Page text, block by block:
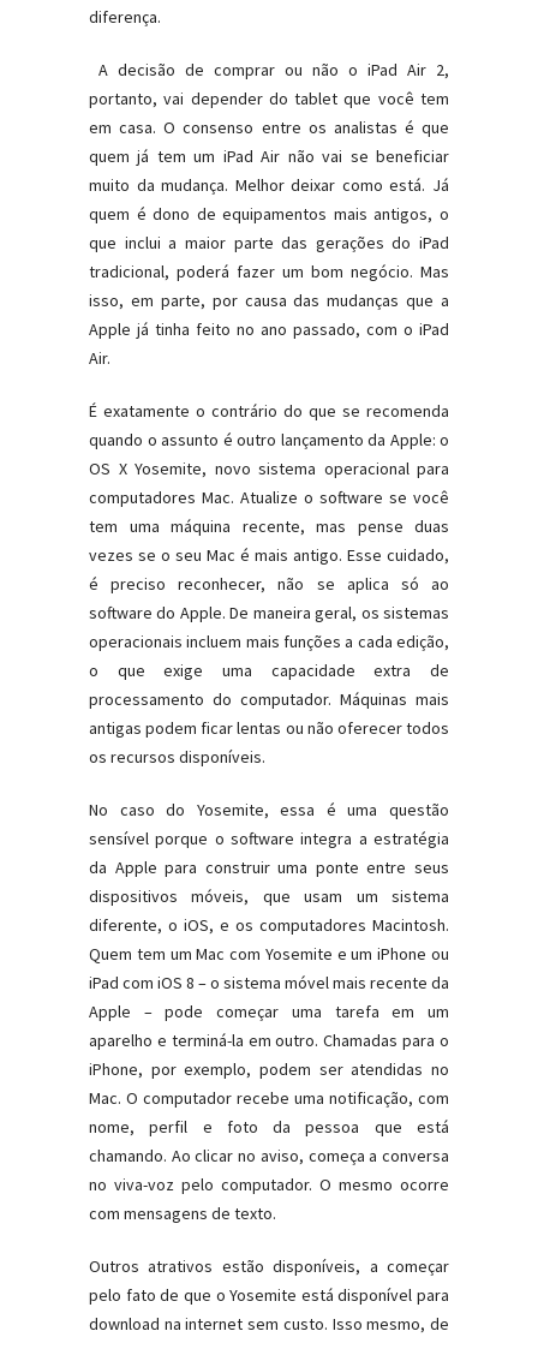
diferença.
A decisão de comprar ou não o iPad Air 2,
portanto, vai depender do tablet que você tem
em casa. O consenso entre os analistas é que
quem já tem um iPad Air não vai se beneficiar
muito da mudança. Melhor deixar como está. Já
quem é dono de equipamentos mais antigos, o
que inclui a maior parte das gerações do iPad
tradicional, poderá fazer um bom negócio. Mas
isso, em parte, por causa das mudanças que a
Apple já tinha feito no ano passado, com o iPad
Air.
É exatamente o contrário do que se recomenda
quando o assunto é outro lançamento da Apple: o
OS X Yosemite, novo sistema operacional para
computadores Mac. Atualize o software se você
tem uma máquina recente, mas pense duas
vezes se o seu Mac é mais antigo. Esse cuidado,
é preciso reconhecer, não se aplica só ao
software do Apple. De maneira geral, os sistemas
operacionais incluem mais funções a cada edição,
o que exige uma capacidade extra de
processamento do computador. Máquinas mais
antigas podem ficar lentas ou não oferecer todos
os recursos disponíveis.
No caso do Yosemite, essa é uma questão
sensível porque o software integra a estratégia
da Apple para construir uma ponte entre seus
dispositivos móveis, que usam um sistema
diferente, o iOS, e os computadores Macintosh.
Quem tem um Mac com Yosemite e um iPhone ou
iPad com iOS 8 – o sistema móvel mais recente da
Apple – pode começar uma tarefa em um
aparelho e terminá-la em outro. Chamadas para o
iPhone, por exemplo, podem ser atendidas no
Mac. O computador recebe uma notificação, com
nome, perfil e foto da pessoa que está
chamando. Ao clicar no aviso, começa a conversa
no viva-voz pelo computador. O mesmo ocorre
com mensagens de texto.
Outros atrativos estão disponíveis, a começar
pelo fato de que o Yosemite está disponível para
download na internet sem custo. Isso mesmo, de